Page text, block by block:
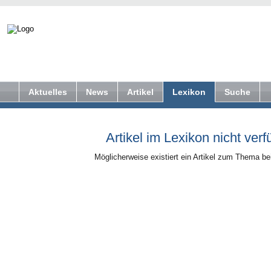
Aktuelles News Artikel Lexikon Suche
Artikel im Lexikon nicht
Möglicherweise existiert ein Artikel zum Thema